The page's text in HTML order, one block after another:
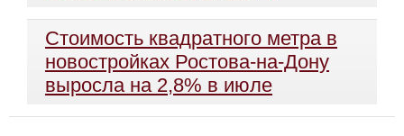
Стоимость квадратного метра в
новостройках Ростова-на-Дону
выросла на 2,8% в июле